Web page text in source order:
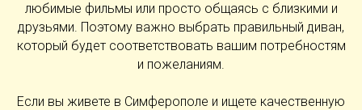
любимые фильмы или просто общаясь с близкими и
друзьями. Поэтому важно выбрать правильный диван,
который будет соответствовать вашим потребностям
и пожеланиям.
Если вы живете в Симферополе и ищете качественную